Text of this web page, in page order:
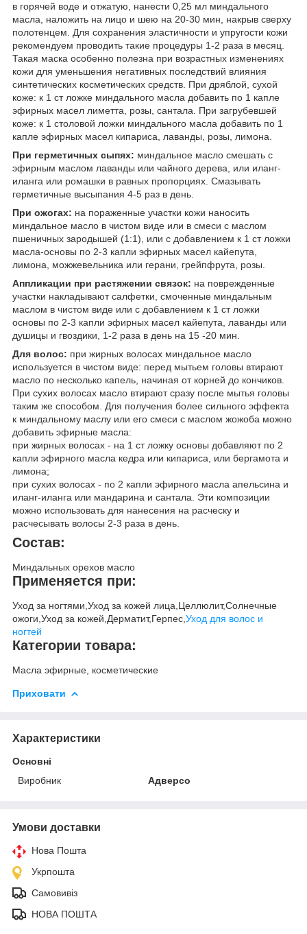
в горячей воде и отжатую, нанести 0,25 мл миндального
масла, наложить на лицо и шею на 20-30 мин, накрыв сверху
полотенцем. Для сохранения эластичности и упругости кожи
рекомендуем проводить такие процедуры 1-2 раза в месяц.
Такая маска особенно полезна при возрастных изменениях
кожи для уменьшения негативных последствий влияния
синтетических косметических средств. При дряблой, сухой
коже: к 1 ст ложке миндального масла добавить по 1 капле
эфирных масел лиметта, розы, сантала. При загрубевшей
коже: к 1 столовой ложки миндального масла добавить по 1
капле эфирных масел кипариса, лаванды, розы, лимона.
При герметичных сыпях: миндальное масло смешать с
эфирным маслом лаванды или чайного дерева, или иланг-
иланга или ромашки в равных пропорциях. Смазывать
герметичные высыпания 4-5 раз в день.
При ожогах: на пораженные участки кожи наносить
миндальное масло в чистом виде или в смеси с маслом
пшеничных зародышей (1:1), или с добавлением к 1 ст ложки
масла-основы по 2-3 капли эфирных масел кайепута,
лимона, можжевельника или герани, грейпфрута, розы.
Аппликации при растяжении связок: на поврежденные
участки накладывают салфетки, смоченные миндальным
маслом в чистом виде или с добавлением к 1 ст ложки
основы по 2-3 капли эфирных масел кайепута, лаванды или
душицы и гвоздики, 1-2 раза в день на 15 -20 мин.
Для волос: при жирных волосах миндальное масло
используется в чистом виде: перед мытьем головы втирают
масло по несколько капель, начиная от корней до кончиков.
При сухих волосах масло втирают сразу после мытья головы
таким же способом. Для получения более сильного эффекта
к миндальному маслу или его смеси с маслом жожоба можно
добавить эфирные масла:
при жирных волосах - на 1 ст ложку основы добавляют по 2
капли эфирного масла кедра или кипариса, или бергамота и
лимона;
при сухих волосах - по 2 капли эфирного масла апельсина и
иланг-иланга или мандарина и сантала. Эти композиции
можно использовать для нанесения на расческу и
расчесывать волосы 2-3 раза в день.
Состав:
Миндальных орехов масло
Применяется при:
Уход за ногтями,Уход за кожей лица,Целлюлит,Солнечные
ожоги,Уход за кожей,Дерматит,Герпес, Уход для волос и
ногтей
Категории товара:
Масла эфирные, косметические
Приховати
Характеристики
Основні
Виробник
Адверсо
Умови доставки
Нова Пошта
Укрпошта
Самовивіз
НОВА ПОШТА